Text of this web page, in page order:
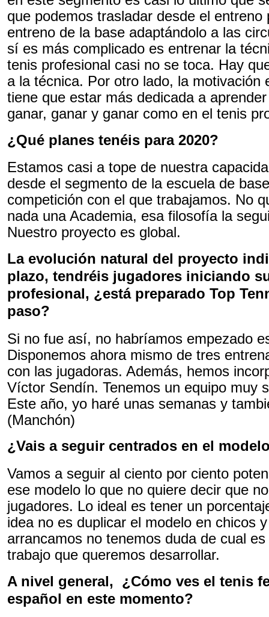
que podemos trasladar desde el entreno
entreno de la base adaptándolo a las
sí es más complicado es entrenar la
tenis profesional casi no se toca. Hay
a la técnica. Por otro lado, la motivación
tiene que estar más dedicada a
ganar, ganar y ganar como en el tenis
¿Qué planes tenéis para 2020?
Estamos casi a tope de nuestra
desde el segmento de la escuela de
competición con el que trabajamos. No
nada una Academia, esa filosofía la
Nuestro proyecto es global.
La evolución natural del proyecto
plazo, tendréis jugadores iniciando
profesional, ¿está preparado Top
paso?
Si no fue así, no habríamos empezado
Disponemos ahora mismo de tres
con las jugadoras. Además, hemos
Víctor Sendín. Tenemos un equipo muy
Este año, yo haré unas semanas y
(Manchón)
¿Vais a seguir centrados en el
Vamos a seguir al ciento por ciento
ese modelo lo que no quiere decir que
jugadores. Lo ideal es tener un
idea no es duplicar el modelo en chicos
arrancamos no tenemos duda de cual
trabajo que queremos desarrollar.
A nivel general, ¿Cómo ves el tenis
español en este momento?